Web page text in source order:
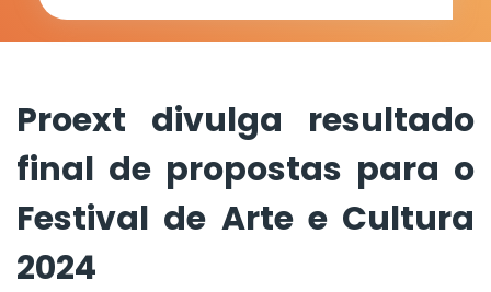
Cultura 2024
Proext divulga resultado
final de propostas para o
Festival de Arte e Cultura
2024